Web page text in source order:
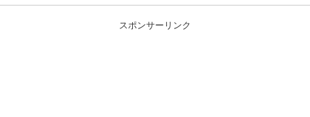
スポンサーリンク